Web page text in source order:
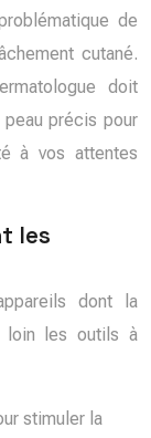
de
cutané.
doit
précis pour
à vos attentes
les
dont la
loin les outils à
stimuler la